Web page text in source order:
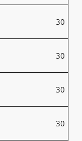
30
30
30
30